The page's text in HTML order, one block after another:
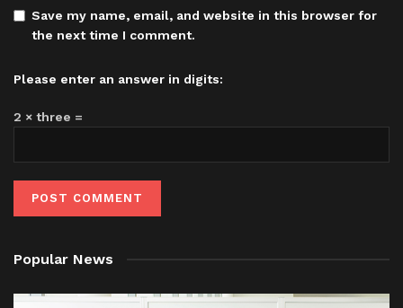
Save my name, email, and website in this browser for
the next time I comment.
Please enter an answer in digits:
2 × three =
Popular News